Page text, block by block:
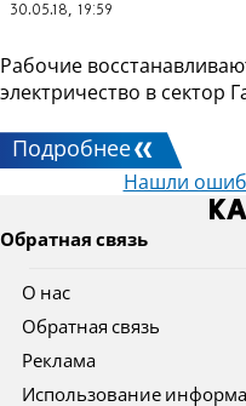
30.05.18, 19:59
Рабочие
электричество в сектор
Подробнее
Нашли
Обратная связь
О нас
Обратная связь
Реклама
Использование